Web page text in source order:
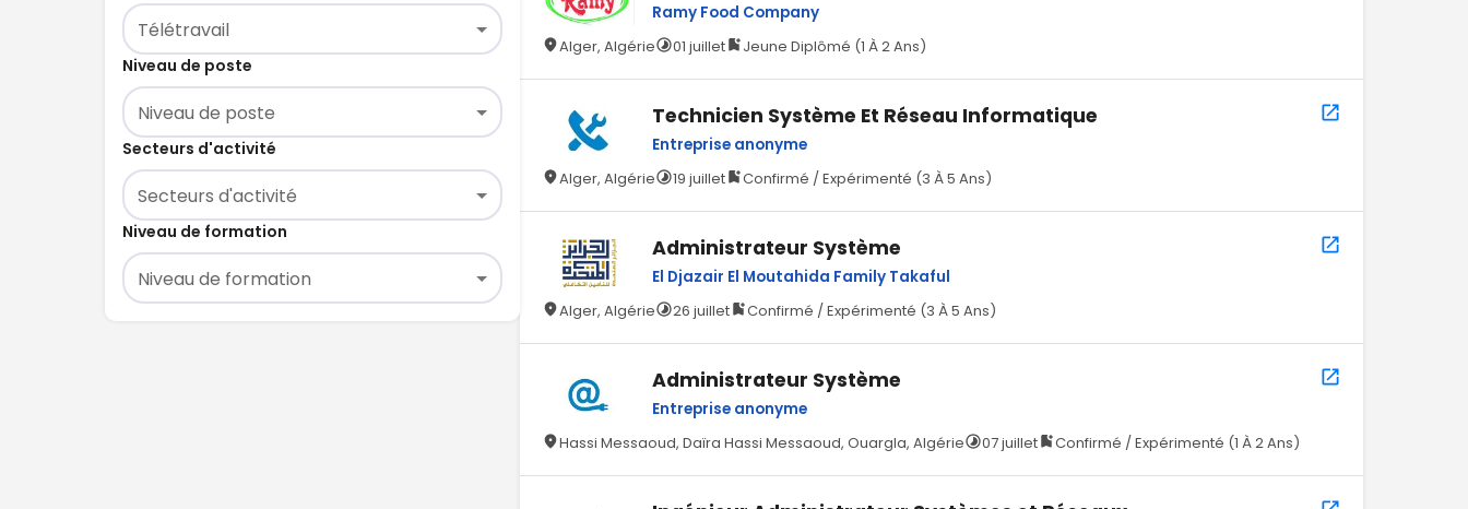
Télétravail
Niveau de poste
Niveau de poste
Secteurs d'activité
Secteurs d'activité
Niveau de formation
Niveau de formation
Ramy Food Company
Alger, Algérie
01 juillet Jeune Diplômé (1 À 2 Ans)
Technicien Système Et Réseau Informatique
Entreprise anonyme
Alger, Algérie
19 juillet Confirmé / Expérimenté (3 À 5 Ans)
Administrateur Système
El Djazair El Moutahida Family Takaful
Alger, Algérie
26 juillet Confirmé / Expérimenté (3 À 5 Ans)
Administrateur Système
Entreprise anonyme
Hassi Messaoud, Daïra Hassi Messaoud, Ouargla, Algérie
07 juillet Confirmé / Expérimenté (1 À 2 Ans)